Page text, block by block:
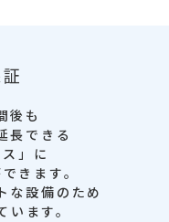
後も
長できる
」に
きます。
な設備のため
います。